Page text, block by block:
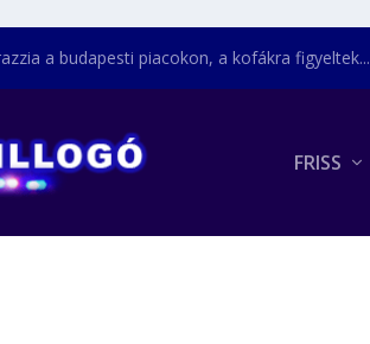
a budapesti piacokon, a kofákra figyeltek...
FRISS